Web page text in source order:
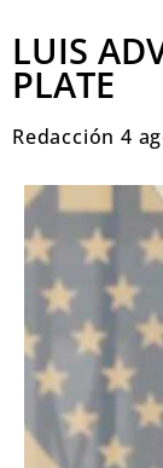
LUIS
PLATE
Redacción 4